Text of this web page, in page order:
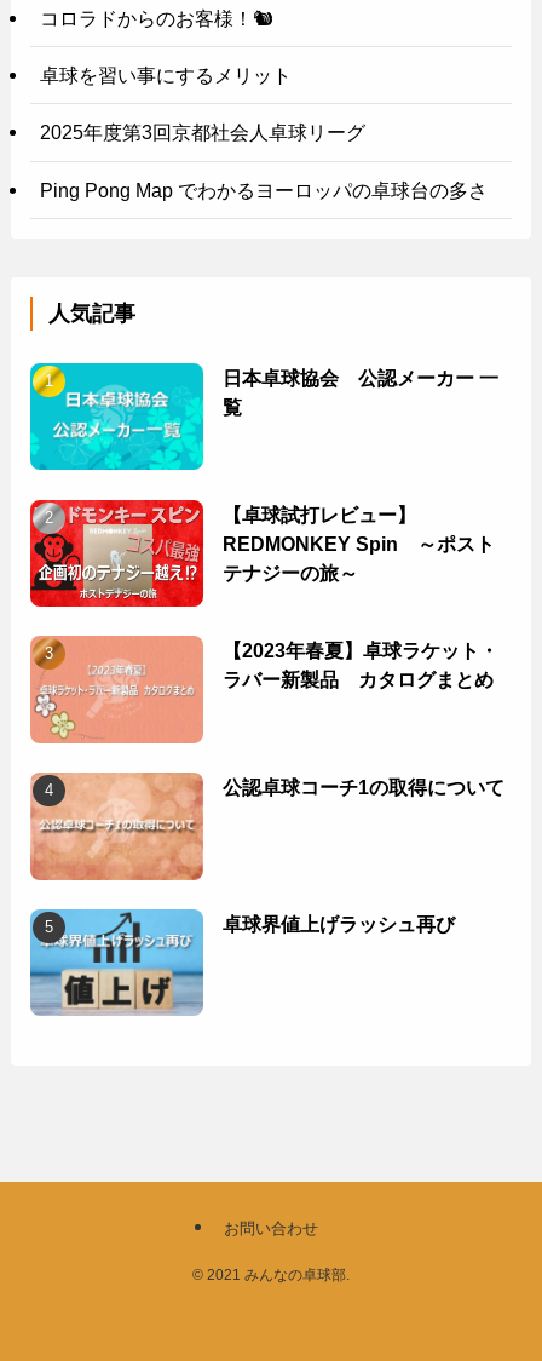
コロラドからのお客様！🐿️
卓球を習い事にするメリット
2025年度第3回京都社会人卓球リーグ
Ping Pong Map でわかるヨーロッパの卓球台の多さ
人気記事
日本卓球協会 公認メーカー 一
覧
【卓球試打レビュー】
REDMONKEY Spin ～ポスト
テナジーの旅～
【2023年春夏】卓球ラケット・
ラバー新製品 カタログまとめ
公認卓球コーチ1の取得について
卓球界値上げラッシュ再び
お問い合わせ
© 2021 みんなの卓球部.